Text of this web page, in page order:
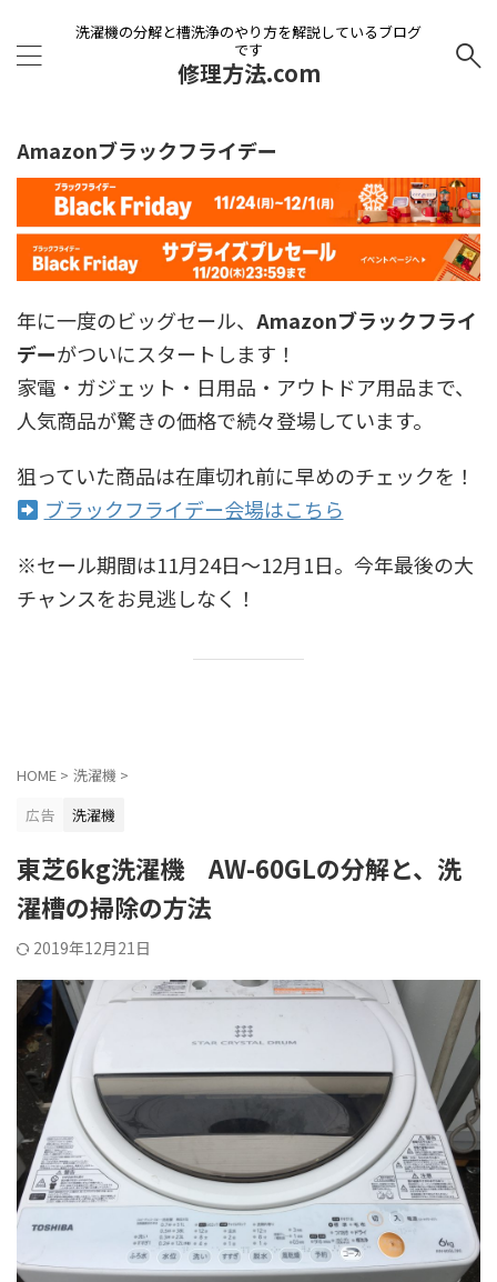
洗濯機の分解と槽洗浄のやり方を解説しているブログ
です
修理方法.com
Amazonブラックフライデー
年に一度のビッグセール、 Amazonブラックフライ
デーがついにスタートします！
家電・ガジェット・日用品・アウトドア用品まで、
人気商品が驚きの価格で続々登場しています。
狙っていた商品は在庫切れ前に早めのチェックを！
ブラックフライデー会場はこちら
※セール期間は11月24日〜12月1日。今年最後の大
チャンスをお見逃しなく！
HOME > 洗濯機 >
広告
洗濯機
東芝6kg洗濯機 AW-60GLの分解と、洗
濯槽の掃除の方法
2019年12月21日